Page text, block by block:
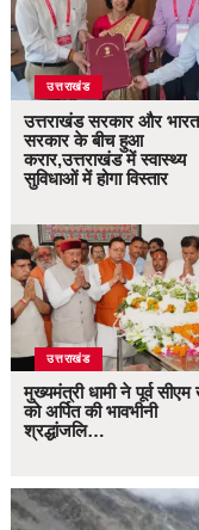
उत्तराखंड
उत्तराखंड सरकार और भारत
सरकार के बीच हुआ
करार,उत्तराखंड में स्वास्थ्य
सुविधाओं में होगा विस्तार
उत्तराखंड
मुख्यमंत्री धामी ने पूर्व
को अर्पित की भावभीनी
श्रद्धांजलि…